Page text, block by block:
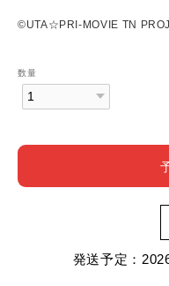
©UTA☆PRI-MOVIE TN
数量
発送予定：